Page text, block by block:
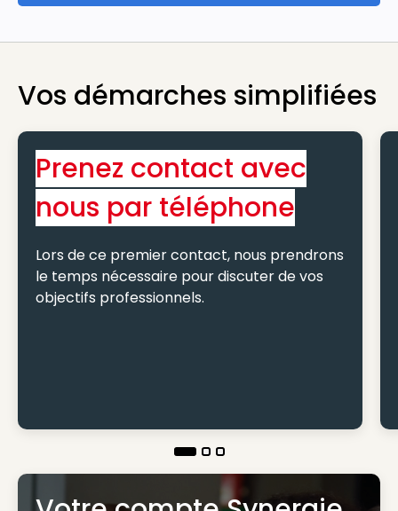
Vos démarches simplifiées
Prenez contact avec
nous par téléphone
Lors de ce premier contact, nous prendrons
le temps nécessaire pour discuter de vos
objectifs professionnels.